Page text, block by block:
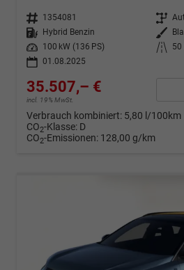
Fahrzeugnr. 1354081 Getriebe
Kraftstoff
Hybrid Benzin Außenfarbe
Leistung
100 kW (136 PS) Kilometerstand
50
01.08.2025
35.507,– €
incl. 19% MwSt.
Verbrauch kombiniert: 5,80 l/100km
CO2-Klasse: D
CO2-Emissionen: 128,00 g/km